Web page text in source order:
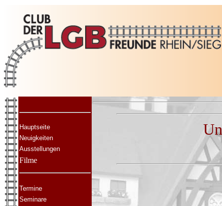
Hauptseite
Neuigkeiten
Ausstellungen
Filme
Termine
Seminare